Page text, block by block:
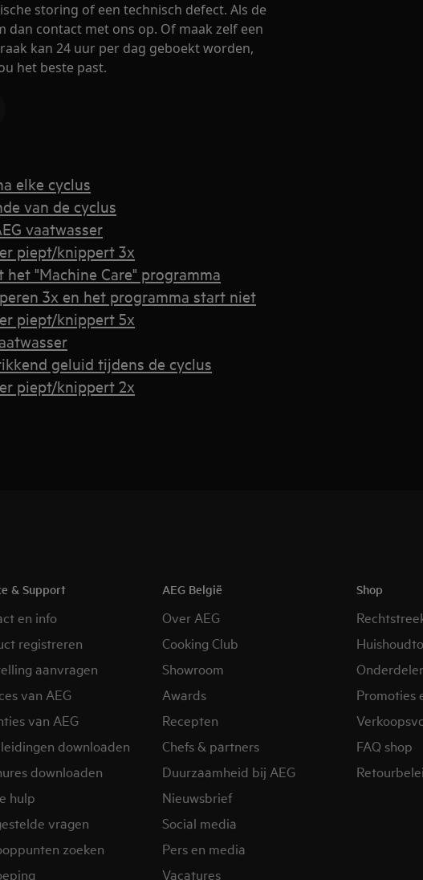
storing of een technisch defect. Als de
contact met ons op. Of maak zelf een
kan 24 uur per dag geboekt worden,
het beste past.
elke cyclus
van de cyclus
vaatwasser
piept/knippert 3x
"Machine Care" programma
3x en het programma start niet
piept/knippert 5x
geluid tijdens de cyclus
piept/knippert 2x
& Support
en info
registreren
aanvragen
van AEG
van AEG
downloaden
downloaden
hulp
vragen
zoeken
AEG België
Over AEG
Cooking Club
Showroom
Awards
Recepten
Chefs & partners
Duurzaamheid bij AEG
Nieuwsbrief
Social media
Pers en media
Vacatures
Shop
Promoties
FAQ shop